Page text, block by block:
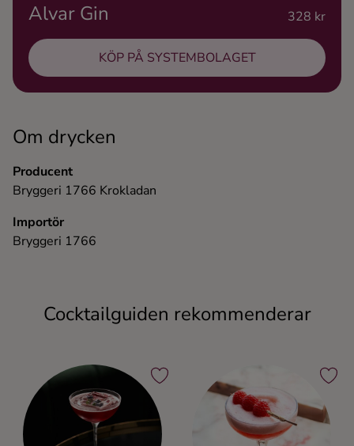
Om drycken
Producent
Bryggeri 1766 Krokladan
Importör
Bryggeri 1766
Alvar Gin 328 kr
KÖP PÅ SYSTEMBOLAGET
Cocktailguiden rekommenderar